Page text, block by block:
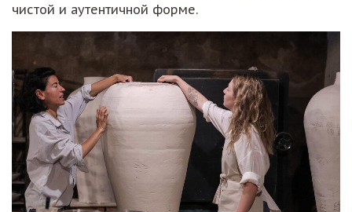
чистой и аутентичной форме.